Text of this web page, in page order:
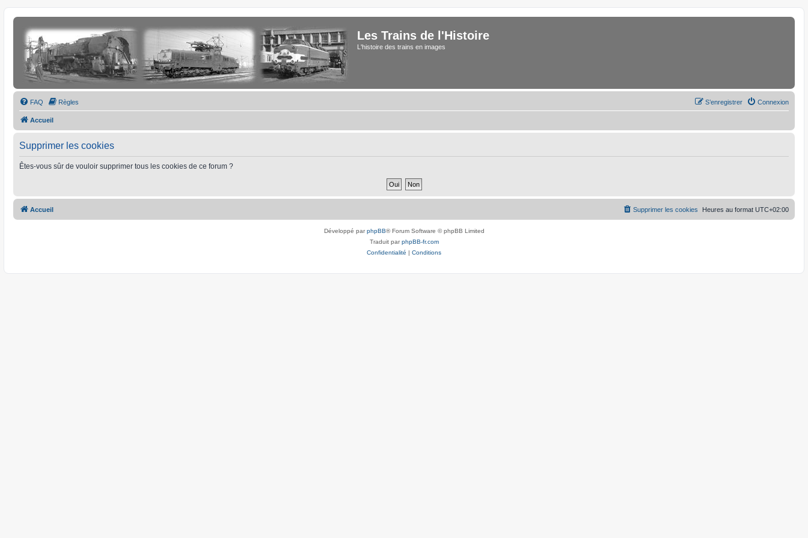
Les Trains de l'Histoire
L'histoire des trains en images
FAQ Règles Connexion
S’enregistrer
Accueil
Supprimer les cookies
Êtes-vous sûr de vouloir supprimer tous les cookies de ce forum ?
Accueil Heures au format UTC+02:00
Supprimer les cookies
Développé parphpBB® Forum Software © phpBB Limited
Traduit parphpBB-fr.com
Confidentialité | Conditions